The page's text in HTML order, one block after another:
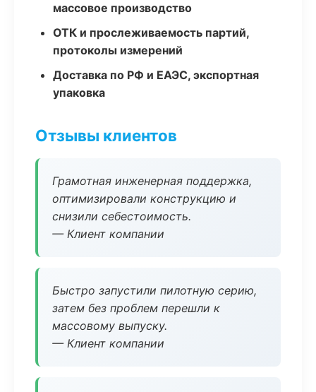
массовое производство
ОТК и прослеживаемость партий,
протоколы измерений
Доставка по РФ и ЕАЭС, экспортная
упаковка
Отзывы клиентов
Грамотная инженерная поддержка,
оптимизировали конструкцию и
снизили себестоимость.
— Клиент компании
Быстро запустили пилотную серию,
затем без проблем перешли к
массовому выпуску.
— Клиент компании